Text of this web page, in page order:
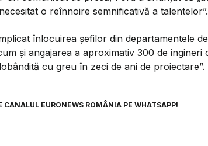
o reînnoire semnificativă a talentelor”.
înlocuirea șefilor din departamentele
și angajarea a aproximativ 300 de ingineri
cu greu în zeci de ani de proiectare”.
CANALUL EURONEWS ROMÂNIA PE WHATSAPP!